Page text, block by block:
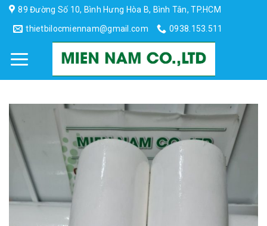
Skip
content
89 Đường Số 10, Bình Hưng Hòa B, Bình Tân, TP.HCM
thietbilocmiennam@gmail.com
0938.153.511